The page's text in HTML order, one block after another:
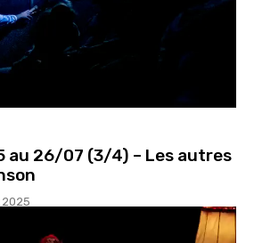
au 26/07 (3/4) – Les autres